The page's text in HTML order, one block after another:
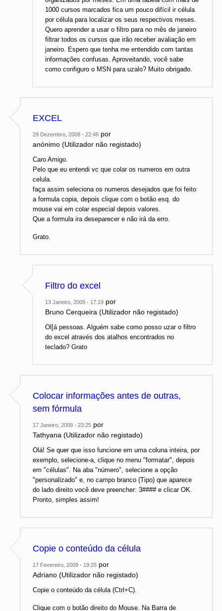
1000 cursos marcados fica um pouco difícil ir célula
por célula para localizar os seus respectivos meses.
Quero aprender a usar o filtro para no mês de janeiro
filtrar todos os cursos que irão receber avaliação em
janeiro. Espero que tenha me entendido com tantas
informações confusas. Aproveitando, você sabe
como configuro o MSN para uzalo? Muito obrigado.
EXCEL
29 Dezembro, 2008 - 22:46 por
anónimo (Utilizador não registado)
Caro Amigo.
Pelo que eu entendi vc que colar os numeros em outra
celula.
faça assim seleciona os numeros desejados que foi feito
a formula copia, depois clique com o botão esq. do
mouse vai em colar especial depois valores.
Que a formula ira deseparecer e não irá da erro.
Grato.
Filtro do excel
13 Janeiro, 2009 - 17:19 por
Bruno Cerqueira (Utilizador não registado)
Ol[á pessoas. Alguém sabe como posso uzar o filtro
do excel através dos atalhos encontrados no
teclado? Grato
Colocar informações antes de outras,
sem fórmula
17 Janeiro, 2009 - 23:25 por
Tathyana (Utilizador não registado)
Olá! Se quer que isso funcione em uma coluna inteira, por
exemplo, selecione-a, clique no menu "formatar", depois
em "células". Na aba "número", selecione a opção
"personalizado" e, no campo branco (Tipo) que aparece
do lado direito você deve preencher: 3#### e clicar OK.
Pronto, simples assim!
Copie o conteúdo da célula
17 Fevereiro, 2009 - 19:25 por
Adriano (Utilizador não registado)
Copie o conteúdo da célula (Ctrl+C).
Clique com o botão direito do Mouse. Na Barra de